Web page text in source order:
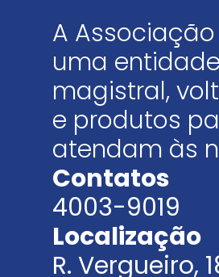
A
uma
magistral,
e produtos
atendam às
Contatos
4003-9019
Localização
R. Vergueiro,